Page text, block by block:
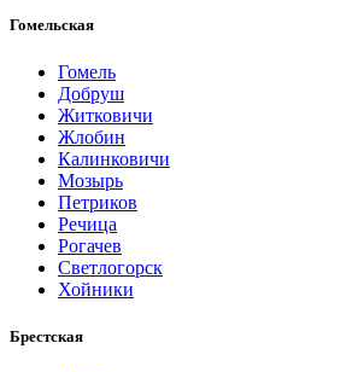
Гомельская
Гомель
Добруш
Житковичи
Жлобин
Калинковичи
Мозырь
Петриков
Речица
Рогачев
Светлогорск
Хойники
Брестская